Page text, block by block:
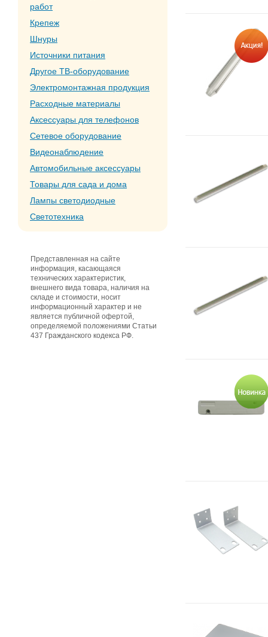
работ
Крепеж
Шнуры
Источники питания
Другое ТВ-оборудование
Электромонтажная продукция
Расходные материалы
Аксессуары для телефонов
Сетевое оборудование
Видеонаблюдение
Автомобильные аксессуары
Товары для сада и дома
Лампы светодиодные
Светотехника
Представленная на сайте
информация, касающаяся
технических характеристик,
внешнего вида товара, наличия на
складе и стоимости, носит
информационный характер и не
является публичной офертой,
определяемой положениями Статьи
437 Гражданского кодекса РФ.